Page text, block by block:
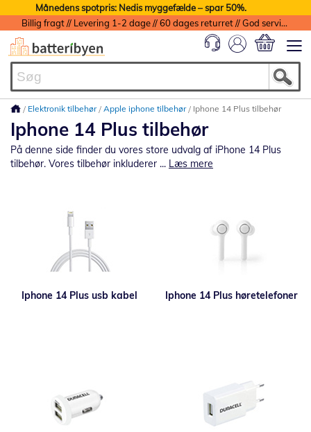
Månedens spotpris: Nedis myggefælde – spar 50%.
Billig fragt // Levering 1-2 dage // 60 dages returret // God service med garanti
Elektronik tilbehør Apple iphone tilbehør Iphone 14 Plus tilbehør
Iphone 14 Plus tilbehør
På denne side finder du vores store udvalg af iPhone 14 Plus
tilbehør. Vores tilbehør inkluderer ... Læs mere
Iphone 14 Plus usb kabel Iphone 14 Plus høretelefoner